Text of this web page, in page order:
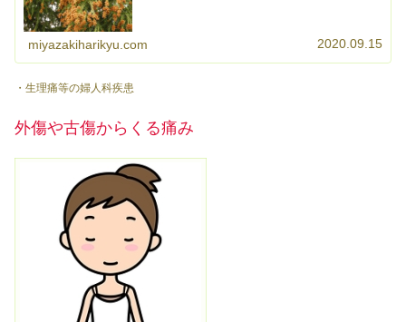
miyazakiharikyu.com 2020.09.15
・生理痛等の婦人科疾患
外傷や古傷からくる痛み